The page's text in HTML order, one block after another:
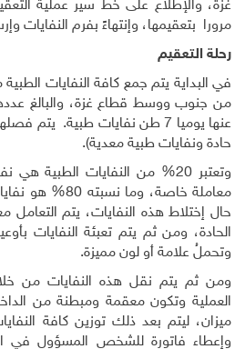
غزة، والإطلاع على خط سير عملية
مرورا بتعقيمها، وإنتهاءً بفرم النفايات
رحلة التعقيم
في البداية يتم جمع كافة النفايات
عنها يوميا 7 طن نفايات طبية.
حادة ونفايات طبية معدية).
وتعتبر 20% من النفايات الطبية
معاملة خاصة، وما
حال إختلاط هذه النفايات، يتم التعامل
الحادة، ومن ثم يتم تعبئة النفايات
وتحملُ علامة أو لون مميزة.
ومن ثم يتم نقل هذه النفايات من
العملية وتكون معقمة ومبطنة من
ميزان، ليتم بعد ذلك توزين كافة
وإعطاء فاتورة للشخص المسؤول في